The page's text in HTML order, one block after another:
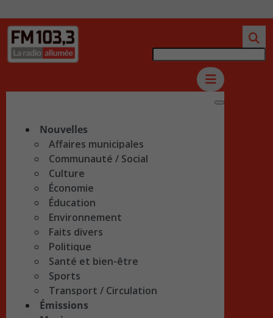
Nouvelles
Affaires municipales
Communauté / Social
Culture
Économie
Éducation
Environnement
Faits divers
Politique
Santé et bien-être
Sports
Transport / Circulation
Émissions